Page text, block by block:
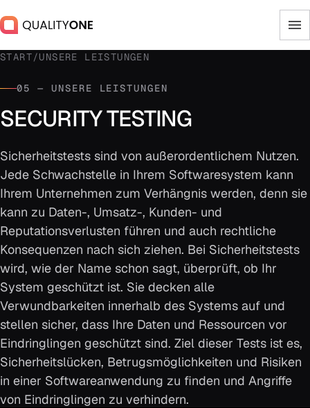
START/UNSERE LEISTUNGEN
05 — UNSERE LEISTUNGEN
SECURITY TESTING
Sicherheitstests sind von außerordentlichem Nutzen.
Jede Schwachstelle in Ihrem Softwaresystem kann
Ihrem Unternehmen zum Verhängnis werden, denn sie
kann zu Daten-, Umsatz-, Kunden- und
Reputationsverlusten führen und auch rechtliche
Konsequenzen nach sich ziehen. Bei Sicherheitstests
wird, wie der Name schon sagt, überprüft, ob Ihr
System geschützt ist. Sie decken alle
Verwundbarkeiten innerhalb des Systems auf und
stellen sicher, dass Ihre Daten und Ressourcen vor
Eindringlingen geschützt sind. Ziel dieser Tests ist es,
Sicherheitslücken, Betrugsmöglichkeiten und Risiken
in einer Softwareanwendung zu finden und Angriffe
von Eindringlingen zu verhindern.